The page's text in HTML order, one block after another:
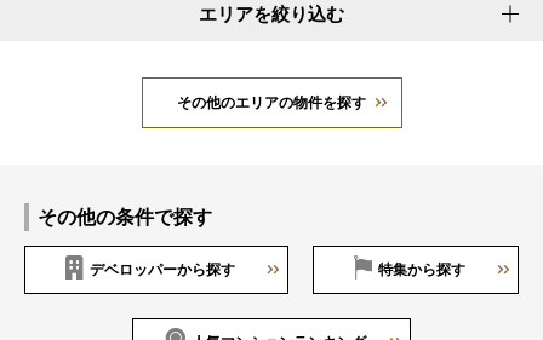
エリアを絞り込む
その他のエリアの物件を探す
その他の条件で探す
デベロッパーから探す 特集から探す